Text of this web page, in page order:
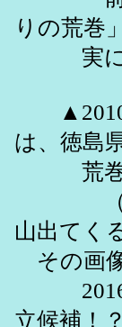
りの荒巻
実に「
▲2010
は、徳島
荒巻靖
（「中
山出てく
その画
2016年
立候補